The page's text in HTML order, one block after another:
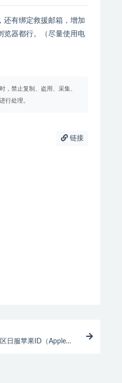
还有绑定救援邮箱，增加
览器都行。（尽量使用电
，禁止复制、盗用、采集、
行处理。
链接
日服苹果ID（Apple